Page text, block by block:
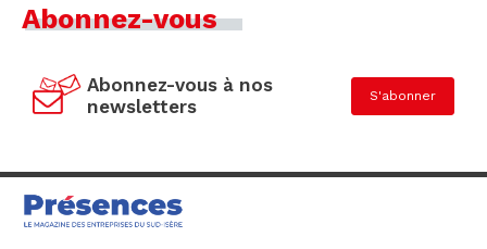
Abonnez-vous
Abonnez-vous à nos
newsletters
S'abonner